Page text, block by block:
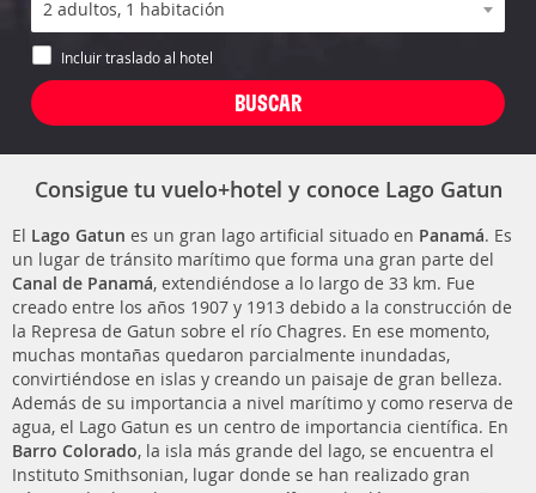
Incluir traslado al hotel
Consigue tu vuelo+hotel y conoce Lago Gatun
El Lago Gatun es un gran lago artificial situado en Panamá. Es
un lugar de tránsito marítimo que forma una gran parte del
Canal de Panamá, extendiéndose a lo largo de 33 km. Fue
creado entre los años 1907 y 1913 debido a la construcción de
la Represa de Gatun sobre el río Chagres. En ese momento,
muchas montañas quedaron parcialmente inundadas,
convirtiéndose en islas y creando un paisaje de gran belleza.
Además de su importancia a nivel marítimo y como reserva de
agua, el Lago Gatun es un centro de importancia científica. En
Barro Colorado, la isla más grande del lago, se encuentra el
Instituto Smithsonian, lugar donde se han realizado gran